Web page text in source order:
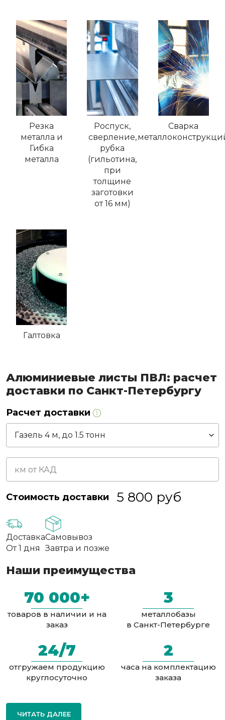
Резка
металла и
Гибка
металла
Роспуск,
сверление,
рубка
(гильотина,
при
толщине
заготовки
от 16 мм)
Сварка
Галтовка
Алюминиевые листы ПВЛ: расчет
доставки по Санкт-Петербургу
Расчет доставки
Стоимость доставки 5 800 руб
Доставка
От 1 дня
Самовывоз
Завтра и позже
Наши преимущества
70 000+
товаров в наличии и на
заказ
3
металлобазы
в Санкт-Петербурге
24/7
отгружаем продукцию
круглосуточно
2
часа на комплектацию
заказа
ЧИТАТЬ ДАЛЕЕ